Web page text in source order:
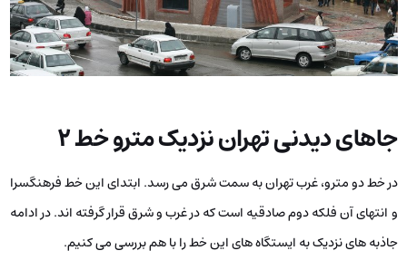
جاهای دیدنی تهران نزدیک مترو خط ۲
در خط دو مترو، غرب تهران به سمت شرق می رسد. ابتدای این خط فرهنگسرا
و انتهای آن فلکه دوم صادقیه است که در غرب و شرق قرار گرفته اند. در ادامه
جاذبه های نزدیک به ایستگاه های این خط را با هم بررسی می کنیم.